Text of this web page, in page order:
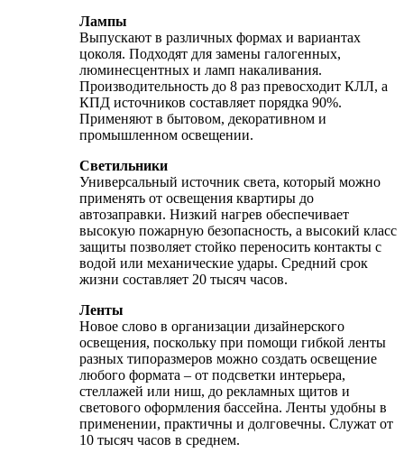
Лампы
Выпускают в различных формах и вариантах
цоколя. Подходят для замены галогенных,
люминесцентных и ламп накаливания.
Производительность до 8 раз превосходит КЛЛ, а
КПД источников составляет порядка 90%.
Применяют в бытовом, декоративном и
промышленном освещении.
Светильники
Универсальный источник света, который можно
применять от освещения квартиры до
автозаправки. Низкий нагрев обеспечивает
высокую пожарную безопасность, а высокий класс
защиты позволяет стойко переносить контакты с
водой или механические удары. Средний срок
жизни составляет 20 тысяч часов.
Ленты
Новое слово в организации дизайнерского
освещения, поскольку при помощи гибкой ленты
разных типоразмеров можно создать освещение
любого формата – от подсветки интерьера,
стеллажей или ниш, до рекламных щитов и
светового оформления бассейна. Ленты удобны в
применении, практичны и долговечны. Служат от
10 тысяч часов в среднем.